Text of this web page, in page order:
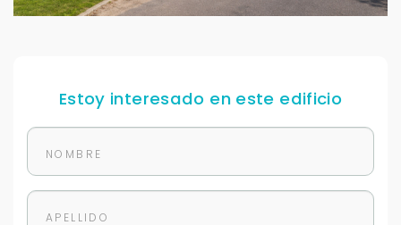
Estoy interesado en este edificio